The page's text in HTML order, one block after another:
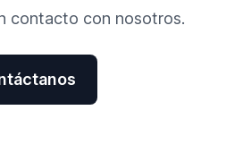
contacto con nosotros.